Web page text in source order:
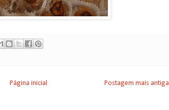
Postagem mais antiga
Página inicial